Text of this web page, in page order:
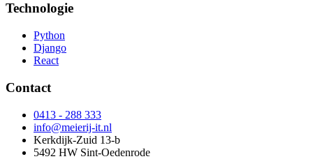
Technologie
Python
Django
React
Contact
0413 - 288 333
info@meierij-it.nl
Kerkdijk-Zuid 13-b
5492 HW Sint-Oedenrode